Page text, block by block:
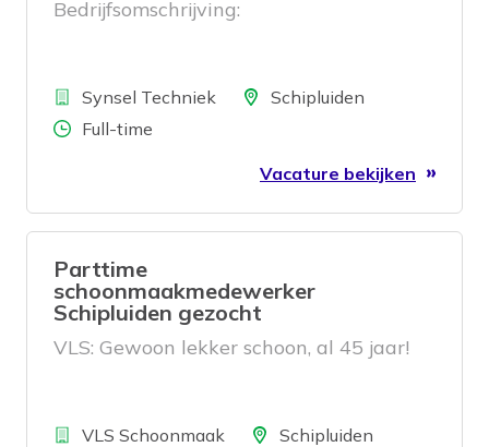
Bedrijfsomschrijving:
BedrijfSynsel Techniek LocatieSchipluiden
Aantal uren
Full-time
Vacature bekijken
Parttime
schoonmaakmedewerker
Schipluiden gezocht
VLS: Gewoon lekker schoon, al 45 jaar!
BedrijfVLS Schoonmaak LocatieSchipluiden